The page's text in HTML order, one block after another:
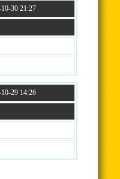
30 21:27
29 14:26